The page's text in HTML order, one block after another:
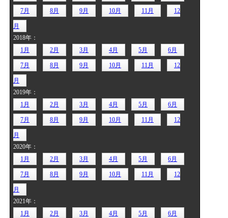
7月 8月 9月 10月 11月 12
月
2018年：
1月
2月 3月 4月 5月 6月
7月 8月 9月 10月 11月 12
月
2019年：
1月
2月 3月 4月 5月 6月
7月 8月 9月 10月 11月 12
月
2020年：
1月
2月 3月 4月 5月 6月
7月 8月 9月 10月 11月 12
月
2021年：
1月
2月 3月 4月 5月 6月